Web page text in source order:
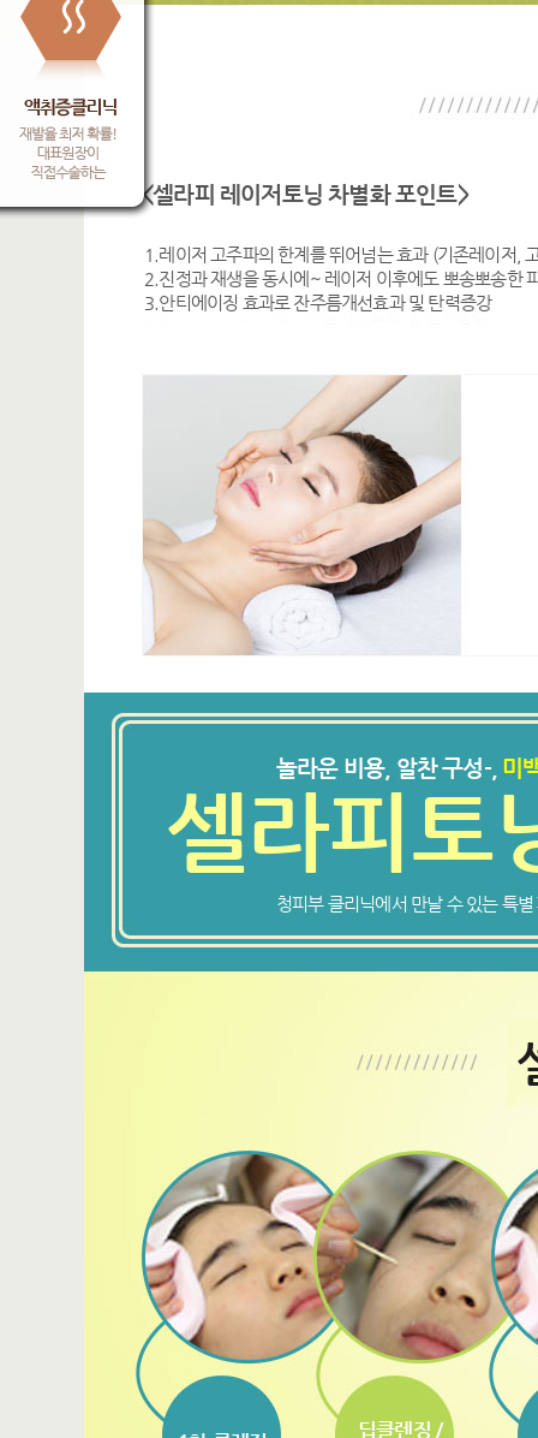
<셀라피 레이저토닝 차별화 포인트>
1.레이저 고주파의 한계를 뛰어넘는 효과 (기존레이저,
2.진정과 재생을 동시에~ 레이저 이후에도 뽀송뽀송한
3.안티에이징 효과로 잔주름개선효과 및 탄력증강
놀라운 비용, 알찬 구성-, 미
셀라피토
청피부 클리닉에서 만날 수 있는 특
딥클렌징 /